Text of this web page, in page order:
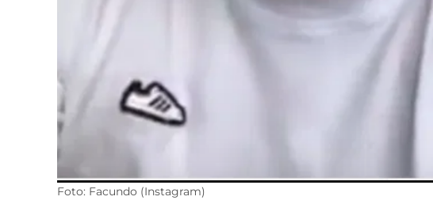
Foto: Facundo (Instagram)